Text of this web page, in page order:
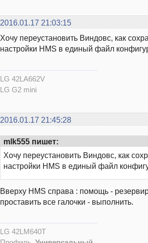
2016.01.17 21:03:15
Хочу переустановить Виндовс, как
настройки HMS в единый файл
LG 42LA662V
LG G2 mini
2016.01.17 21:45:28
mlk555 пишет:
Хочу переустановить Виндовс, как
настройки HMS в единый файл
Вверху HMS справа : помощь -
проставить все галочки - выполнить.
LG 42LM640T